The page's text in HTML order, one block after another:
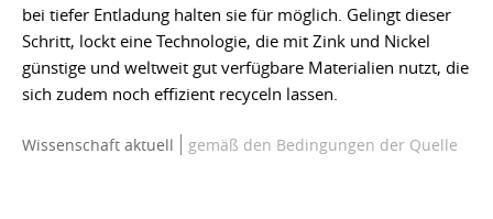
bei tiefer Entladung halten sie für möglich. Gelingt dieser
Schritt, lockt eine Technologie, die mit Zink und Nickel
günstige und weltweit gut verfügbare Materialien nutzt, die
sich zudem noch effizient recyceln lassen.
Wissenschaft aktuell gemäß den Bedingungen der Quelle